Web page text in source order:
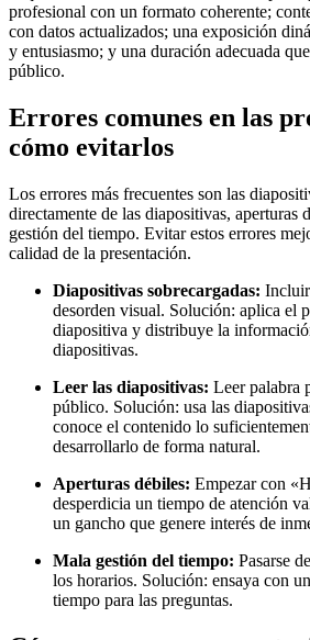
profesional con un formato coherente;
con datos actualizados; una exposición
y entusiasmo; y una duración adecuada
público.
Errores comunes en las
cómo evitarlos
Los errores más frecuentes son las
directamente de las diapositivas, aperturas
gestión del tiempo. Evitar estos errores
calidad de la presentación.
Diapositivas sobrecargadas: Incluir
desorden visual. Solución: aplica el
diapositiva y distribuye la
diapositivas.
Leer las diapositivas: Leer palabra
público. Solución: usa las
conoce el contenido lo
desarrollarlo de forma natural.
Aperturas débiles: Empezar con
desperdicia un tiempo de atención
un gancho que genere interés de
Mala gestión del tiempo: Pasarse
los horarios. Solución: ensaya con
tiempo para las preguntas.